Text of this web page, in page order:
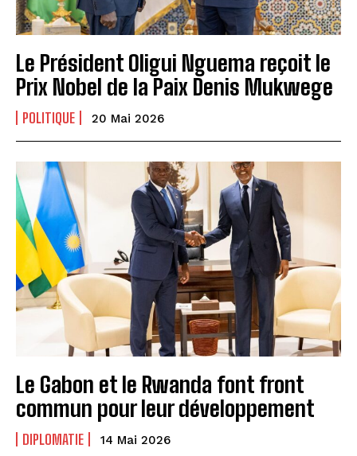
Le Président Oligui Nguema reçoit le
Prix Nobel de la Paix Denis Mukwege
POLITIQUE 20 Mai 2026
Le Gabon et le Rwanda font front
commun pour leur développement
DIPLOMATIE 14 Mai 2026